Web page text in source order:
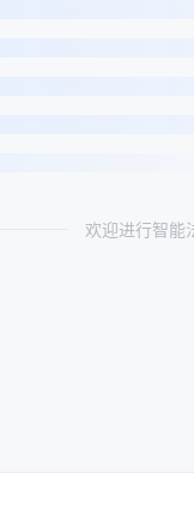
欢迎进行智能